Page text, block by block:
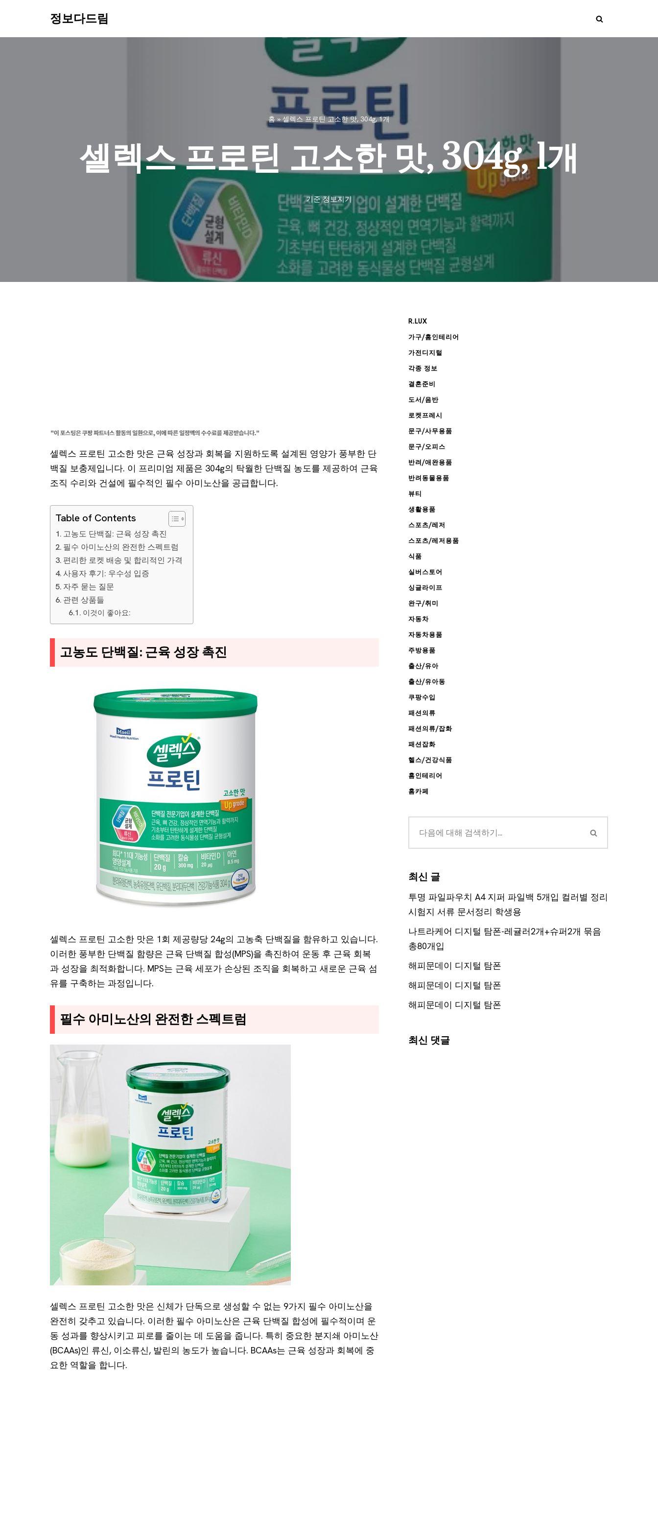
정보다드림
홈»셀렉스 프로틴 고소한 맛, 304g, 1개
셀렉스 프로틴 고소한 맛, 304g, 1개
기준정보지기
셀렉스 프로틴 고소한 맛은 근육 성장과 회복을 지원하도록 설계된 영양가 풍부한 단
백질 보충제입니다. 이 프리미엄 제품은 304g의 탁월한 단백질 농도를 제공하여 근육
조직 수리와 건설에 필수적인 필수 아미노산을 공급합니다.
Table of Contents
고농도 단백질: 근육 성장 촉진
필수 아미노산의 완전한 스펙트럼
편리한 로켓 배송 및 합리적인 가격
사용자 후기: 우수성 입증
자주 묻는 질문
관련 상품들
이것이 좋아요:
고농도 단백질: 근육 성장 촉진
셀렉스 프로틴 고소한 맛은 1회 제공량당 24g의 고농축 단백질을 함유하고 있습니다.
이러한 풍부한 단백질 함량은 근육 단백질 합성(MPS)을 촉진하여 운동 후 근육 회복
과 성장을 최적화합니다. MPS는 근육 세포가 손상된 조직을 회복하고 새로운 근육 섬
유를 구축하는 과정입니다.
필수 아미노산의 완전한 스펙트럼
셀렉스 프로틴 고소한 맛은 신체가 단독으로 생성할 수 없는 9가지 필수 아미노산을
완전히 갖추고 있습니다. 이러한 필수 아미노산은 근육 단백질 합성에 필수적이며 운
동 성과를 향상시키고 피로를 줄이는 데 도움을 줍니다. 특히 중요한 분지쇄 아미노산
(BCAAs)인 류신, 이소류신, 발린의 농도가 높습니다. BCAAs는 근육 성장과 회복에 중
요한 역할을 합니다.
R.LUX
가구/홈인테리어
가전디지털
각종 정보
결혼준비
도서/음반
로켓프레시
문구/사무용품
문구/오피스
반려/애완용품
반려동물용품
뷰티
생활용품
스포츠/레저
스포츠/레저용품
식품
실버스토어
싱글라이프
완구/취미
자동차
자동차용품
주방용품
출산/유아
출산/유아동
쿠팡수입
패션의류
패션의류/잡화
패션잡화
헬스/건강식품
홈인테리어
홈카페
최신 글
투명 파일파우치 A4 지퍼 파일백 5개입 컬러별 정리
시험지 서류 문서정리 학생용
나트라케어 디지털 탐폰-레귤러2개+슈퍼2개 묶음
총80개입
해피문데이 디지털 탐폰
해피문데이 디지털 탐폰
해피문데이 디지털 탐폰
최신 댓글